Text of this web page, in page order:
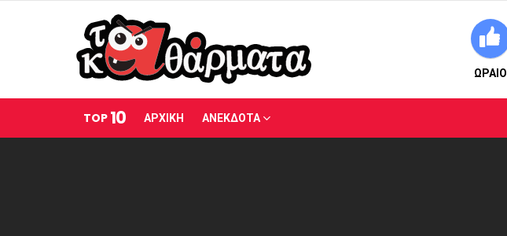
ΩΡΑΙΟ
TOP 10 ΑΡΧΙΚΗ ΑΝΕΚΔΟΤΑ